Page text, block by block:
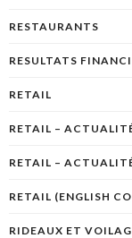
RESTAURANTS
RESULTATS
RETAIL
RETAIL –
RETAIL –
RETAIL (ENGLISH
RIDEAUX ET